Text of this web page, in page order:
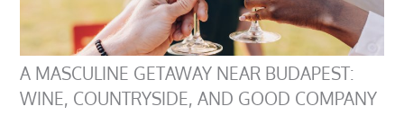
A MASCULINE GETAWAY NEAR BUDAPEST:
WINE, COUNTRYSIDE, AND GOOD COMPANY